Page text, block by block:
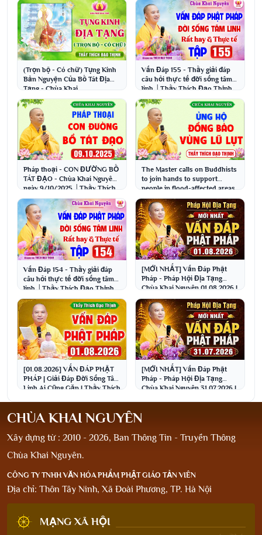
(Trọn bộ - Có chữ) Tụng Kinh
Bản Nguyện Của Bồ Tát Địa
Tạng - Chùa Khai
Nguyên│Thầy Thích Đạo
Thịnh
Vấn Đáp 155 - Thầy giải đáp
câu hỏi thực tế đời sống tâm
linh │Thầy Thích Đạo Thịnh
Pháp thoại - CON ĐƯỜNG BỒ
TÁT ĐẠO - Chùa Khai Nguyên
ngày 9/10/2025 │Thầy Thích
Đạo Thịnh
The Master calls on Buddhists
to join hands to support
people in flood-affected areas
on October ...
Vấn Đáp 154 - Thầy giải đáp
câu hỏi thực tế đời sống tâm
linh │Thầy Thích Đạo Thịnh
[MỚI NHẤT] Vấn Đáp Phật
Pháp - Pháp Hội Địa Tạng
Chùa Khai Nguyên 01.08.2026 |
Thầy Thích Đạo Thịnh
[01.08.2026] VẤN ĐÁP PHẬT
PHÁP | Giải Đáp Đời Sống Tâm
Linh Ai Cũng Gặp | Thầy Thích
[MỚI NHẤT] Vấn Đáp Phật
Pháp - Pháp Hội Địa Tạng
Chùa Khai Nguyên 31.07.2026 |
CHÙA KHAI NGUYÊN
Xây dựng từ : 2010 - 2026, Ban Thông Tin - Truyền Thông
Chùa Khai Nguyên.
CÔNG TY TNHH VĂN HÓA PHẨM PHẬT GIÁO TẢN VIÊN
Địa chỉ: Thôn Tây Ninh, Xã Đoài Phương, TP. Hà Nội
MẠNG XÃ HỘI